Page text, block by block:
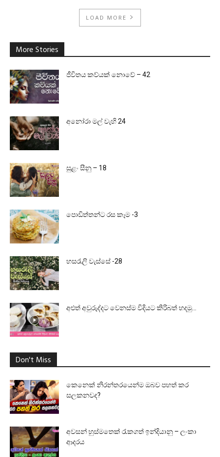
LOAD MORE
More Stories
ජීවිතය කව්යක් නොවේ – 42
අනෝරා මල් වැහි 24
සුළං සීනු – 18
පොඩිත්තන්ට රස කෑම -3
හසරැලි වැස්සේ -28
අළුත් අවුරුද්දට වෙනස්ම විදියට කිරිබත් හදමු…
Don't Miss
කෙනෙක් නිරන්තරයෙන්ම ඔබව පහත් කර
සලකනවද?
අවසන් හුස්මතෙක් රැකගත් ඉන්දියානු – ලංකා
ආදරය